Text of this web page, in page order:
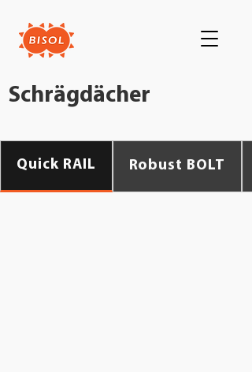
Schrägdächer
Quick RAIL Robust BOLT